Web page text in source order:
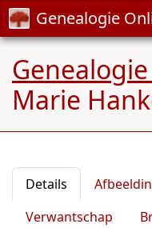
Genealogie
Marie
Details
Verwantschap